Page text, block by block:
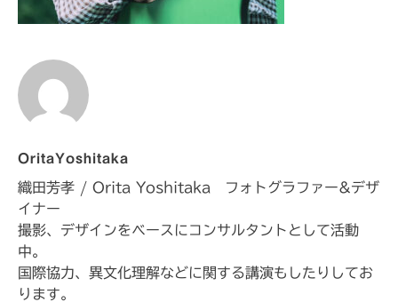
OritaYoshitaka
織田芳孝 / Orita Yoshitaka フォトグラファー&デザ
イナー
撮影、デザインをベースにコンサルタントとして活動
中。
国際協力、異文化理解などに関する講演もしたりしてお
ります。